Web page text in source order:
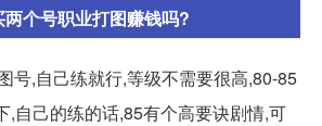
个号职业打图赚钱吗?
号,自己练就行,等级不需要很高,80-85
,自己的练的话,85有个高要诀剧情,可